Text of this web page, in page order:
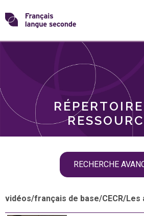
Skip
toTransformons
langue
RECHERCHE
THÈMES
vidéos/français de base/CECR/Les